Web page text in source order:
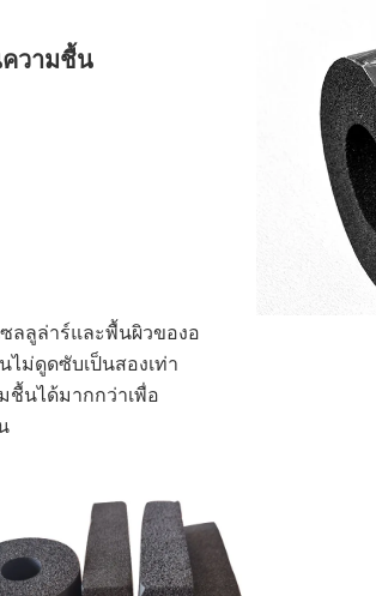
วามชื้น
ลลูล่าร์และพื้นผิวของอ
ไม่ดูดซับเป็นสองเท่า
ชื้นได้มากกว่าเพื่อ